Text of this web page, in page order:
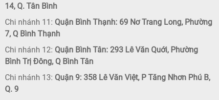
14, Q. Tân Bình
Chi nhánh 11: Quận Bình Thạnh: 69 Nơ Trang Long, Phường
7, Q Bình Thạnh
Chi nhánh 12: Quận Bình Tân: 293 Lê Văn Quới, Phường
Bình Trị Đông, Q Bình Tân
Chi nhánh 13: Quận 9: 358 Lê Văn Việt, P Tăng Nhơn Phú B,
Q. 9